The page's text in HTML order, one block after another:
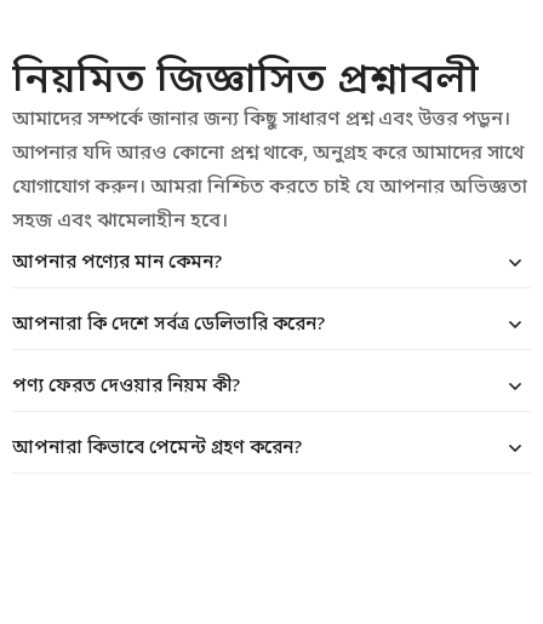
নিয়মিত জিজ্ঞাসিত প্রশ্নাবলী
আমাদের সম্পর্কে জানার জন্য কিছু সাধারণ প্রশ্ন এবং উত্তর পড়ুন।
আপনার যদি আরও কোনো প্রশ্ন থাকে, অনুগ্রহ করে আমাদের সাথে
যোগাযোগ করুন। আমরা নিশ্চিত করতে চাই যে আপনার অভিজ্ঞতা
সহজ এবং ঝামেলাহীন হবে।
আপনার পণ্যের মান কেমন?
আপনারা কি দেশে সর্বত্র ডেলিভারি করেন?
পণ্য ফেরত দেওয়ার নিয়ম কী?
আপনারা কিভাবে পেমেন্ট গ্রহণ করেন?